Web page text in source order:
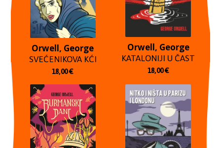
Orwell, George
SVEĆENIKOVA KĆI
18,00€
Orwell, George
KATALONIJI U ČAST
18,00€